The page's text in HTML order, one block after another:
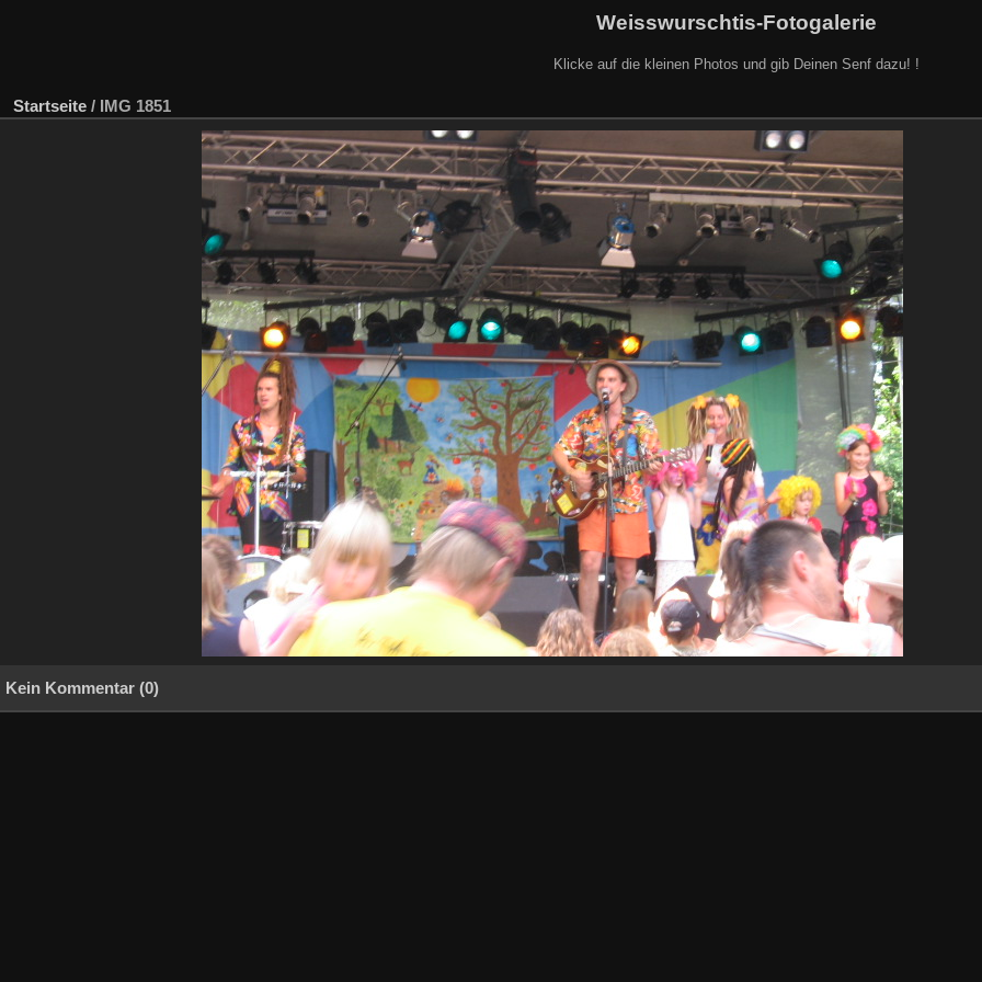
Weisswurschtis-Fotogalerie
Klicke auf die kleinen Photos und gib Deinen Senf dazu! !
Startseite / IMG 1851
Kein Kommentar (0)